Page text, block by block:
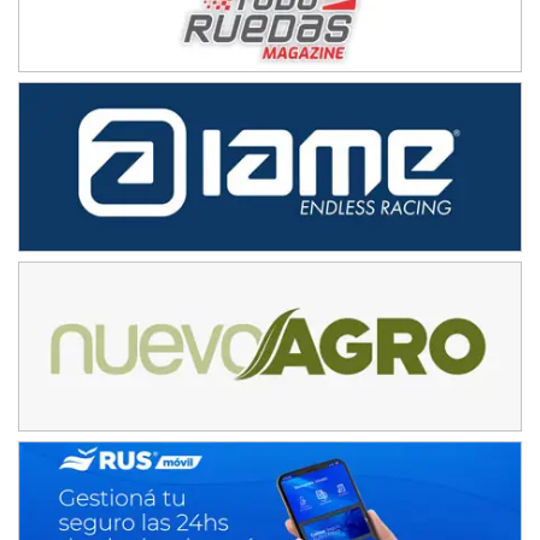
Ramiro Tot (Asfalto)
KDO - F6
Ciudad de Trenque Lauquen (Asfalto)
Trenque Lauquen (Buenos Aires)
Parque de la Velocidad (Asfalto)
VICTORIENSE - F7
Victoria (Entre Ríos)
Moto Club Reginense (Tierra)
Gral. E. Godoy (Río Negro)
CSK - F7